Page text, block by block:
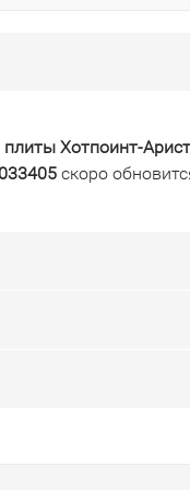
Хотпоинт-
скоро